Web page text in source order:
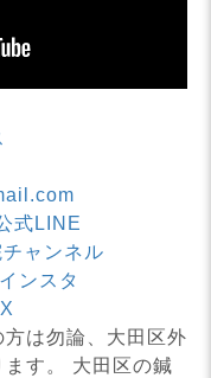
式LINE
ャンネル
ンスタ
は勿論、大田区外
す。 大田区の鍼